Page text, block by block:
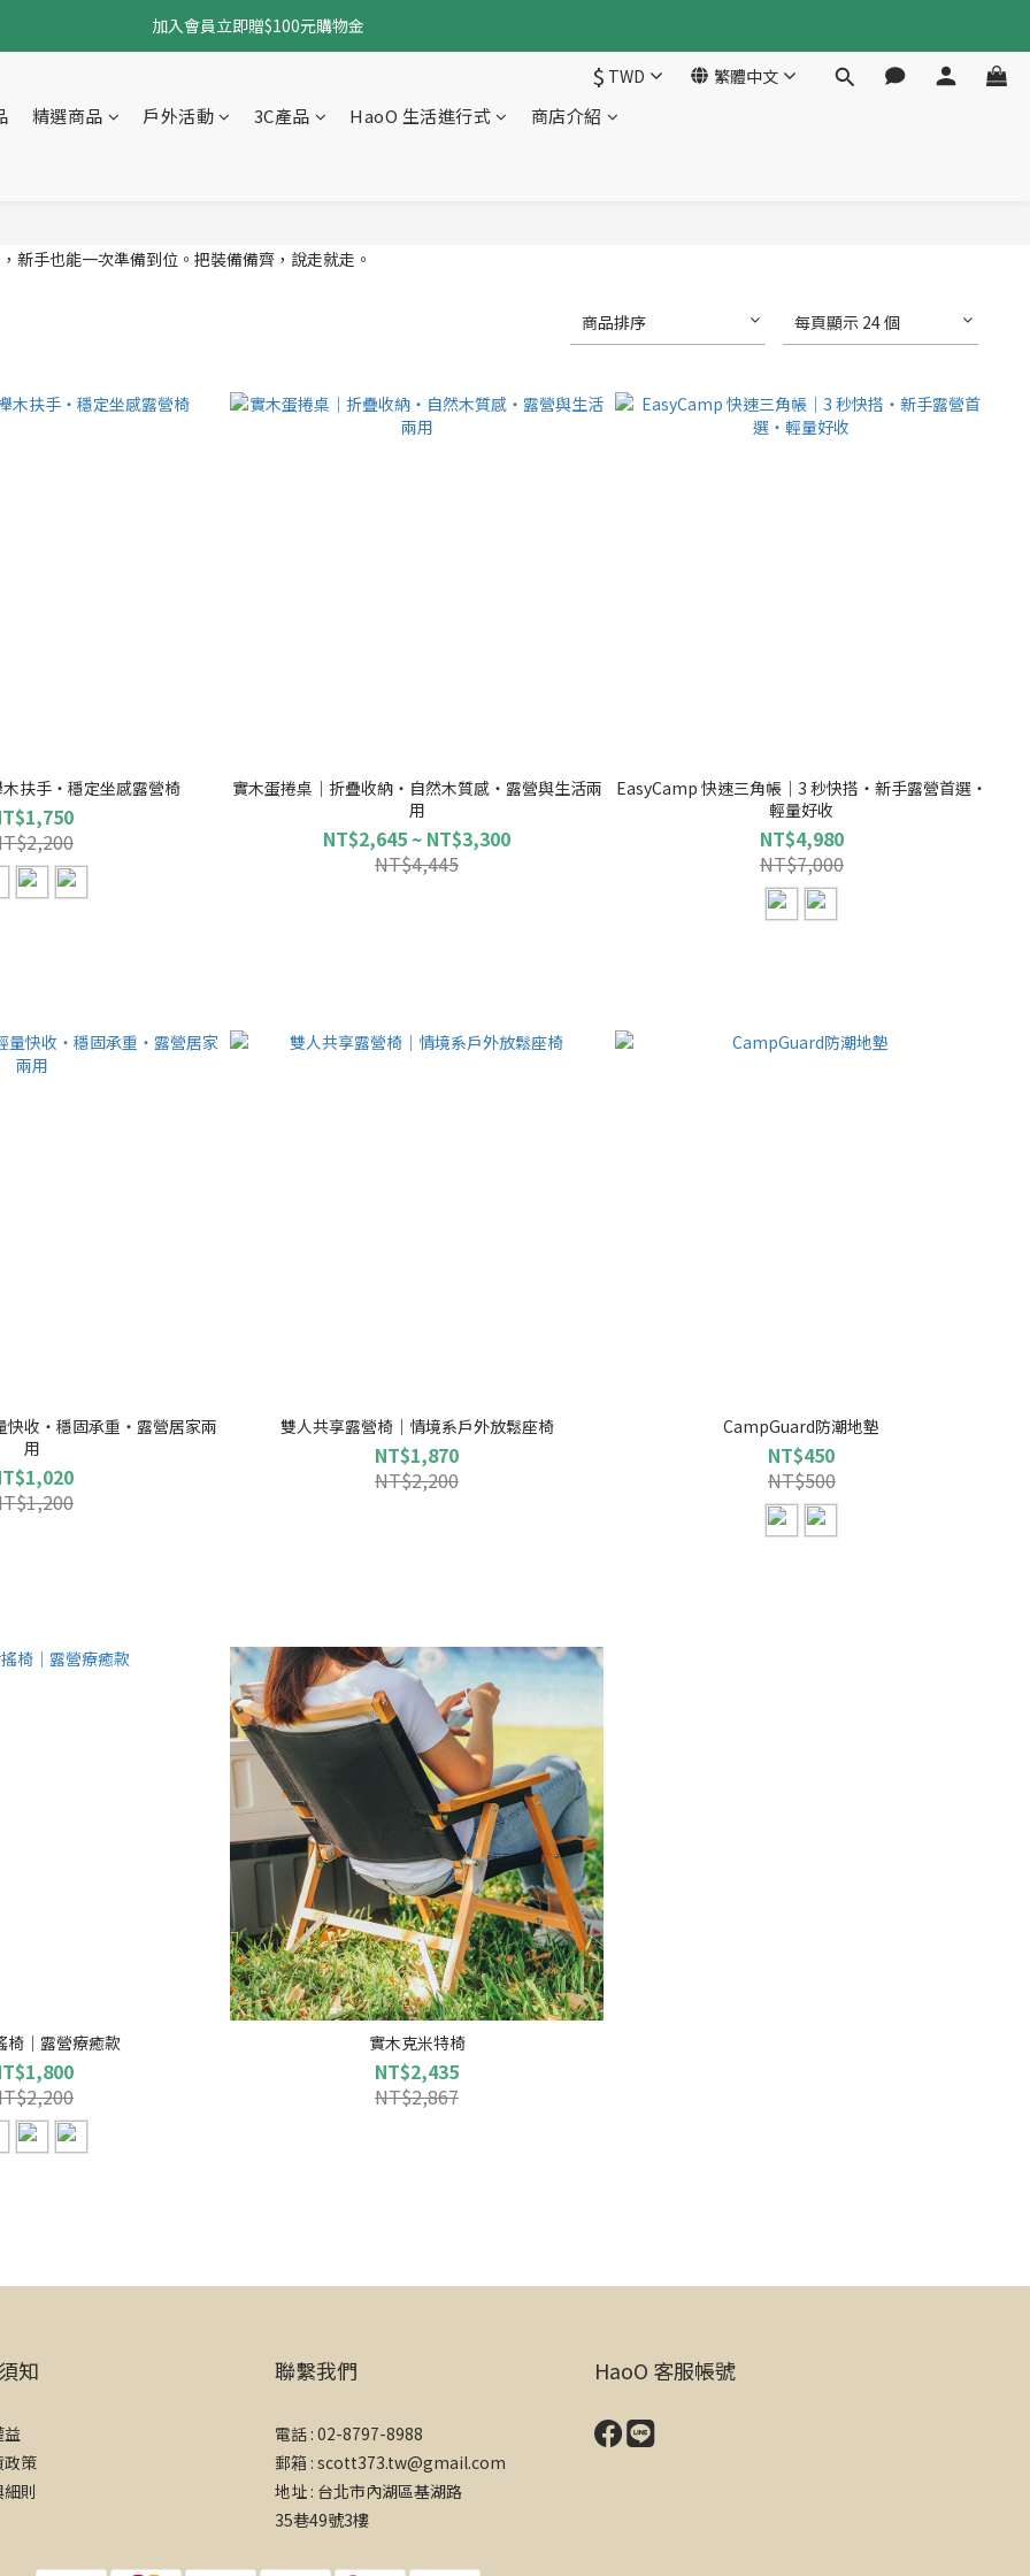
加入會員立即贈$100元購物金
加入會員立即贈$100元購物金
加入會員立即贈$100元購物金
$ TWD 繁體中文
精選商品 戶外活動 3C產品 HaoO 生活進行式 商店介紹
商品排序 每頁顯示 24 個
扶手・穩定坐感露營椅
實木蛋捲桌｜折疊收納・自然木質感・露營與生活兩
用
NT$2,645 ~ NT$3,300
NT$4,445
EasyCamp 快速三角帳｜3 秒快搭・新手露營首選・
輕量好收
NT$4,980
NT$7,000
收・穩固承重・露營居家兩
用
雙人共享露營椅｜情境系戶外放鬆座椅
NT$1,870
NT$2,200
CampGuard防潮地墊
NT$450
NT$500
椅｜露營療癒款 實木克米特椅
NT$2,435
NT$2,867
知
益
策
則
聯繫我們
電話 : 02-8797-8988
郵箱 : scott373.tw@gmail.com
地址 : 台北市內湖區基湖路
35巷49號3樓
HaoO 客服帳號